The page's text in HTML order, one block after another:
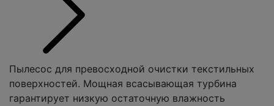
Пылесос для превосходной очистки текстильных
поверхностей. Мощная всасывающая турбина
гарантирует низкую остаточную влажность